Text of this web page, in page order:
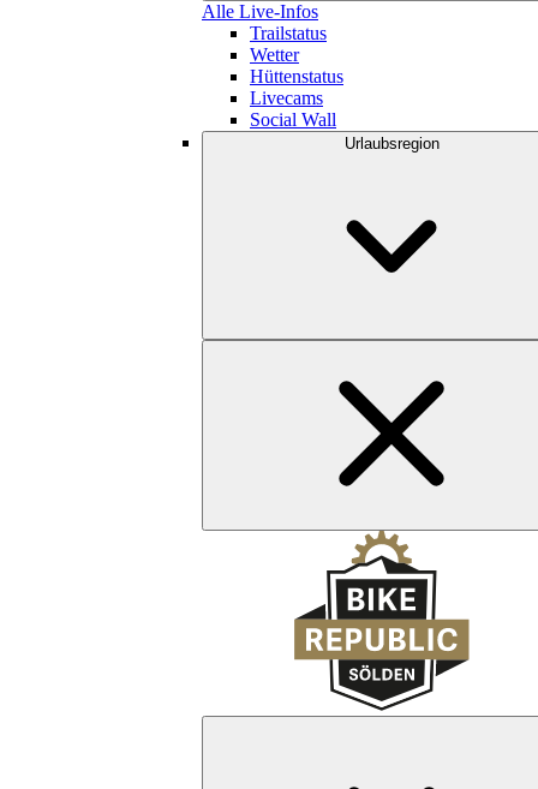
Alle Live-Infos
Trailstatus
Wetter
Hüttenstatus
Livecams
Social Wall
Urlaubsregion